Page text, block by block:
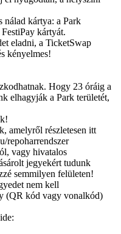
nálad kártya: a Park
kártyát.
eladni, a TicketSwap
kényelmes!
Hogy 23 óráig a
elhagyják a Park területét,
amelyről részletesen itt
repoharrendszer
vagy hivatalos
jegyekért tudunk
semmilyen felületen!
nem kell
(QR kód vagy vonalkód)